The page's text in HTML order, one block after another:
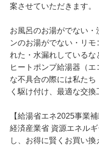
案させていただきます。
お風呂のお湯がでない
ンのお湯がでない・リ
れた・水漏れしているな
ヒートポンプ給湯器（
な不具合の際には私た
く駆け付け、最適な交換
【給湯省エネ2025事業
経済産業省 資源エネル
し、お得に賢くお買い換